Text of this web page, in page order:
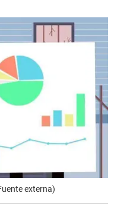
externa)